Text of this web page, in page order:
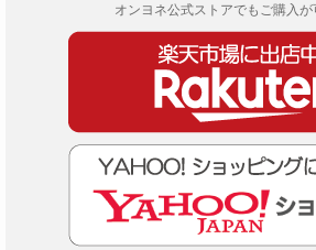
オンヨネ公式ストアでもご購入が